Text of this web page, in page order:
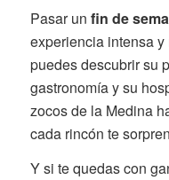
Pasar un fin de
experiencia intensa
puedes descubrir su
gastronomía y su
zocos de la Medina
cada rincón te
Y si te quedas con